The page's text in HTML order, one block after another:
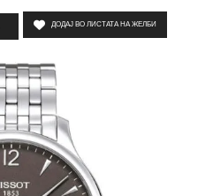
ДОДАЈ ВО ЛИСТАТА НА ЖЕЛБИ